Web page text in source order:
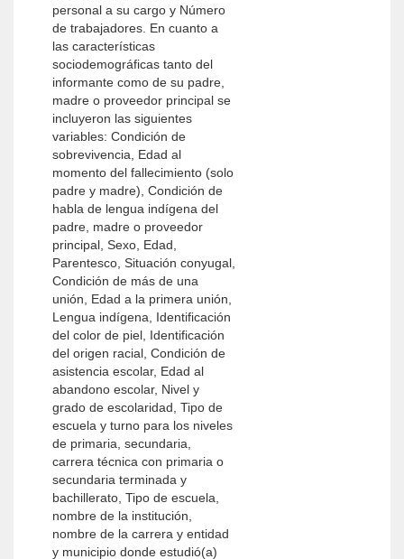
personal a su cargo y Número
de trabajadores. En cuanto a
las características
sociodemográficas tanto del
informante como de su padre,
madre o proveedor principal se
incluyeron las siguientes
variables: Condición de
sobrevivencia, Edad al
momento del fallecimiento (solo
padre y madre), Condición de
habla de lengua indígena del
padre, madre o proveedor
principal, Sexo, Edad,
Parentesco, Situación conyugal,
Condición de más de una
unión, Edad a la primera unión,
Lengua indígena, Identificación
del color de piel, Identificación
del origen racial, Condición de
asistencia escolar, Edad al
abandono escolar, Nivel y
grado de escolaridad, Tipo de
escuela y turno para los niveles
de primaria, secundaria,
carrera técnica con primaria o
secundaria terminada y
bachillerato, Tipo de escuela,
nombre de la institución,
nombre de la carrera y entidad
y municipio donde estudió(a)